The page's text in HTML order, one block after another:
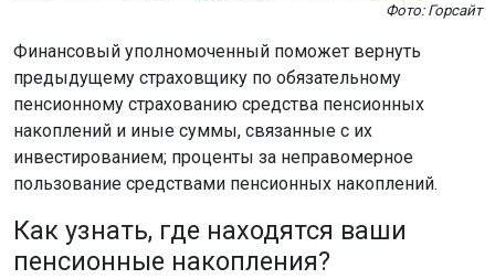
Фото: Горсайт
Финансовый уполномоченный поможет вернуть
предыдущему страховщику по обязательному
пенсионному страхованию средства пенсионных
накоплений и иные суммы, связанные с их
инвестированием; проценты за неправомерное
пользование средствами пенсионных накоплений.
Как узнать, где находятся ваши
пенсионные накопления?